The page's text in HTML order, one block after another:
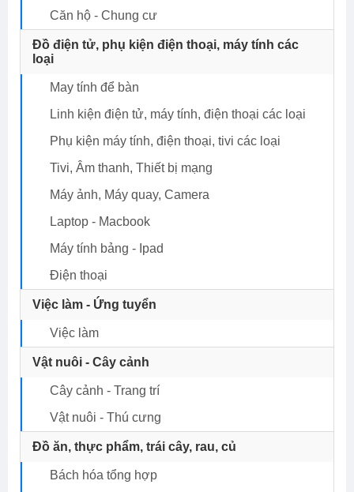
Căn hộ - Chung cư
Đồ điện tử, phụ kiện điện thoại, máy tính các
loại
May tính để bàn
Linh kiện điện tử, máy tính, điện thoại các loại
Phụ kiện máy tính, điện thoại, tivi các loại
Tivi, Âm thanh, Thiết bị mạng
Máy ảnh, Máy quay, Camera
Laptop - Macbook
Máy tính bảng - Ipad
Điện thoại
Việc làm - Ứng tuyển
Việc làm
Vật nuôi - Cây cảnh
Cây cảnh - Trang trí
Vật nuôi - Thú cưng
Đồ ăn, thực phẩm, trái cây, rau, củ
Bách hóa tổng hợp